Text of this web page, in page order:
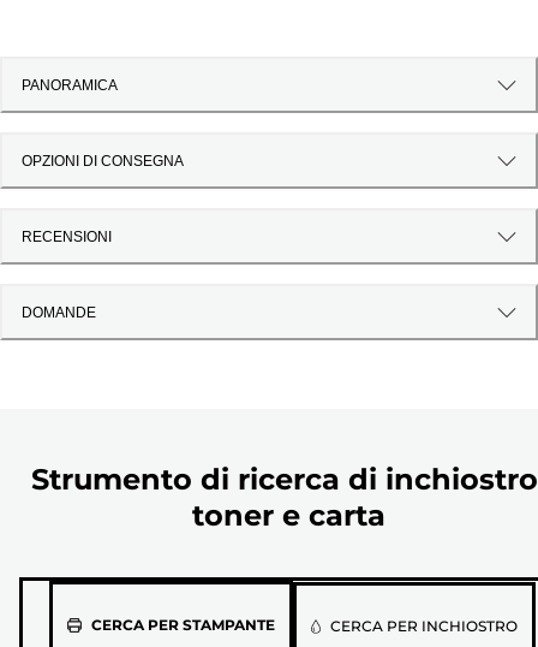
PANORAMICA
OPZIONI DI CONSEGNA
RECENSIONI
DOMANDE
Strumento di ricerca di
toner e carta
CERCA PER STAMPANTE
Seleziona
CERCA PER INCHIOSTRO